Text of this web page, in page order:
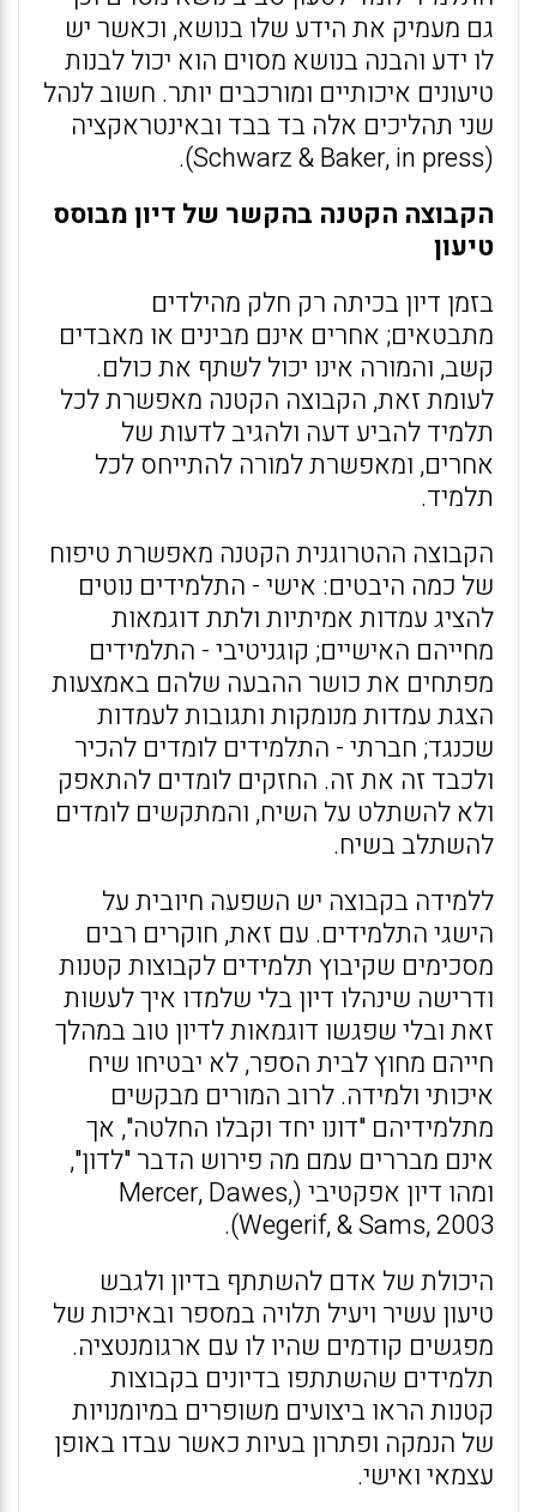
גם מעמיק את הידע שלו בנושא, וכאשר יש
לו ידע והבנה בנושא מסוים הוא יכול לבנות
טיעונים איכותיים ומורכבים יותר. חשוב לנהל
שני תהליכים אלה בד בבד ובאינטראקציה
(Schwarz & Baker, in press).
הקבוצה הקטנה בהקשר של דיון מבוסס
טיעון
בזמן דיון בכיתה רק חלק מהילדים
מתבטאים; אחרים אינם מבינים או מאבדים
קשב, והמורה אינו יכול לשתף את כולם.
לעומת זאת, הקבוצה הקטנה מאפשרת לכל
תלמיד להביע דעה ולהגיב לדעות של
אחרים, ומאפשרת למורה להתייחס לכל
תלמיד.
הקבוצה ההטרוגנית הקטנה מאפשרת טיפוח
של כמה היבטים: אישי - התלמידים נוטים
להציג עמדות אמיתיות ולתת דוגמאות
מחייהם האישיים; קוגניטיבי - התלמידים
מפתחים את כושר ההבעה שלהם באמצעות
הצגת עמדות מנומקות ותגובות לעמדות
שכנגד; חברתי - התלמידים לומדים להכיר
ולכבד זה את זה. החזקים לומדים להתאפק
ולא להשתלט על השיח, והמתקשים לומדים
להשתלב בשיח.
ללמידה בקבוצה יש השפעה חיובית על
הישגי התלמידים. עם זאת, חוקרים רבים
מסכימים שקיבוץ תלמידים לקבוצות קטנות
ודרישה שינהלו דיון בלי שלמדו איך לעשות
זאת ובלי שפגשו דוגמאות לדיון טוב במהלך
חייהם מחוץ לבית הספר, לא יבטיחו שיח
איכותי ולמידה. לרוב המורים מבקשים
מתלמידיהם "דונו יחד וקבלו החלטה", אך
אינם מבררים עמם מה פירוש הדבר "לדון",
ומהו דיון אפקטיבי (Mercer, Dawes,
Wegerif, & Sams, 2003).
היכולת של אדם להשתתף בדיון ולגבש
טיעון עשיר ויעיל תלויה במספר ובאיכות של
מפגשים קודמים שהיו לו עם ארגומנטציה.
תלמידים שהשתתפו בדיונים בקבוצות
קטנות הראו ביצועים משופרים במיומנויות
של הנמקה ופתרון בעיות כאשר עבדו באופן
עצמאי ואישי.